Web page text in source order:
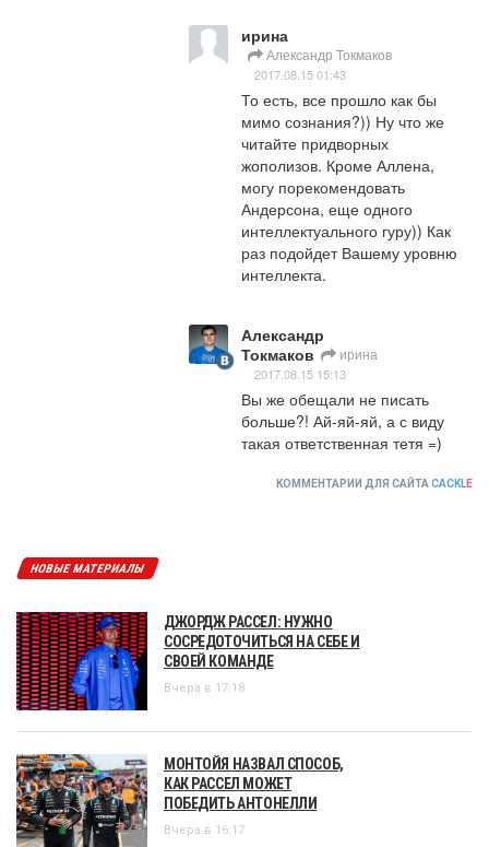
ирина
Александр Токмаков
2017.08.15 01:43
То есть, все прошло как бы
мимо сознания?)) Ну что же
читайте придворных
жополизов. Кроме Аллена,
могу порекомендовать
Андерсона, еще одного
интеллектуального гуру)) Как
раз подойдет Вашему уровню
интеллекта.
Александр
Токмаков
ирина
2017.08.15 15:13
Вы же обещали не писать
больше?! Ай-яй-яй, а с виду
такая ответственная тетя =)
КОММЕНТАРИИ ДЛЯ САЙТА CACKLE
НОВЫЕ МАТЕРИАЛЫ
ДЖОРДЖ РАССЕЛ: НУЖНО
СОСРЕДОТОЧИТЬСЯ НА СЕБЕ И
СВОЕЙ КОМАНДЕ
Вчера в 17:18
МОНТОЙЯ НАЗВАЛ СПОСОБ,
КАК РАССЕЛ МОЖЕТ
ПОБЕДИТЬ АНТОНЕЛЛИ
Вчера в 16:17